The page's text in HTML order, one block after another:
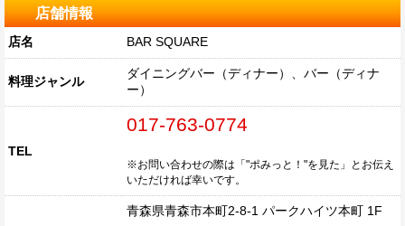
店舗情報
店名 BAR SQUARE
料理ジャンル
ダイニングバー（ディナー）、バー（ディナ
ー）
TEL
017-763-0774
※お問い合わせの際は「"ポみっと！"を見た」とお伝え
いただければ幸いです。
青森県青森市本町2-8-1 パークハイツ本町 1F